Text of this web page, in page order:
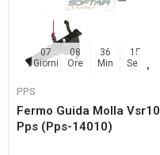
07
Giorni
08
Ore
36
Min
14
Sec
PPS
Fermo Guida Molla Vsr10
Pps (pps-14010)